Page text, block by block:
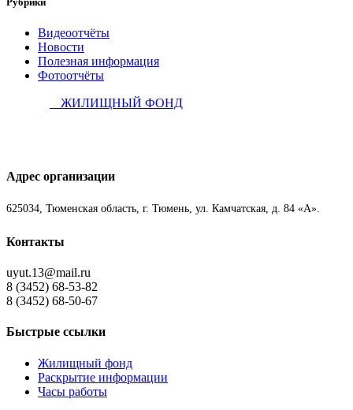
Видеоотчёты
Новости
Полезная информация
Фотоотчёты
ЖИЛИЩНЫЙ ФОНД
Адрес организации
625034, Тюменская область, г. Тюмень, ул. Камчатская, д. 84 «А».
Контакты
uyut.13@mail.ru
8 (3452) 68-53-82
8 (3452) 68-50-67
Быстрые ссылки
Жилищный фонд
Раскрытие информации
Часы работы